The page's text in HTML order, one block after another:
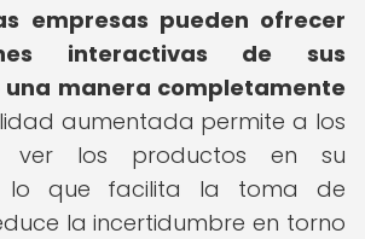
empresas pueden ofrecer
interactivas de sus
manera completamente
aumentada permite a los
ver los productos en su
lo que facilita la toma de
la incertidumbre en torno